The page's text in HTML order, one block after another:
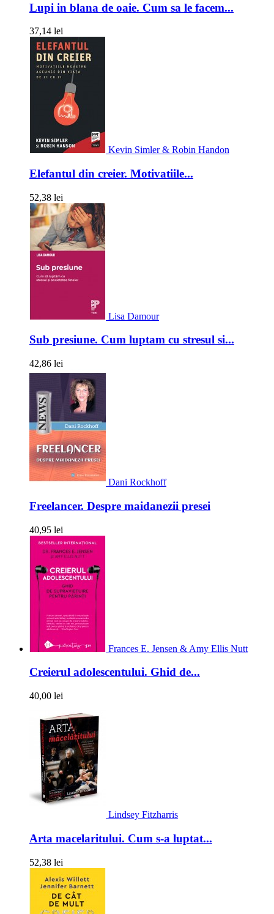
Lupi in blana de oaie. Cum sa le facem...
37,14 lei
Kevin Simler & Robin Handon
Elefantul din creier. Motivatiile...
52,38 lei
Lisa Damour
Sub presiune. Cum luptam cu stresul si...
42,86 lei
Dani Rockhoff
Freelancer. Despre maidanezii presei
40,95 lei
Frances E. Jensen & Amy Ellis Nutt
Creierul adolescentului. Ghid de...
40,00 lei
Lindsey Fitzharris
Arta macelaritului. Cum s-a luptat...
52,38 lei